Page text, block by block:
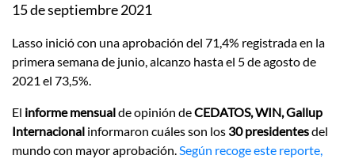
15 de septiembre 2021
Lasso inició con una aprobación del 71,4% registrada en la
primera semana de junio, alcanzo hasta el 5 de agosto de
2021 el 73,5%.
El informe mensualde opinión deCEDATOS, WIN, Gallup
Internacional informaron cuáles son los 30 presidentesdel
mundo con mayor aprobación. Según recoge este reporte,